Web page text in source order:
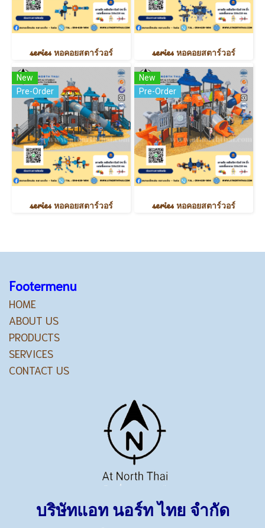
series หอคอยสตาร์วอร์ series หอคอยสตาร์วอร์
New
Pre-Order
series หอคอยสตาร์วอร์
New
Pre-Order
series หอคอยสตาร์วอร์
Footermenu
HOME
ABOUT US
PRODUCTS
SERVICES
CONTACT US
บริษัทแอท นอร์ท ไทย จำกัด